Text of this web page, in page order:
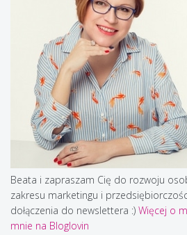
Beata i zapraszam Cię do rozwoju
zakresu marketingu i
dołączenia do newslettera :) Więcej o
mnie na Bloglovin